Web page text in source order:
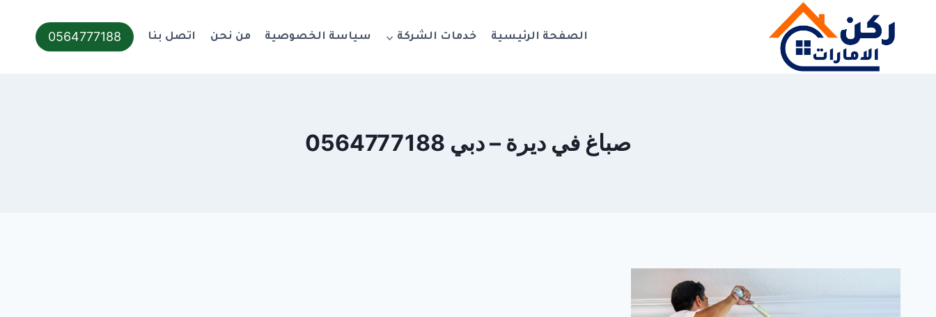
الصفحة الرئيسية خدمات الشركة سياسة الخصوصية من نحن اتصل بنا 0564777188
صباغ في ديرة – دبي 0564777188